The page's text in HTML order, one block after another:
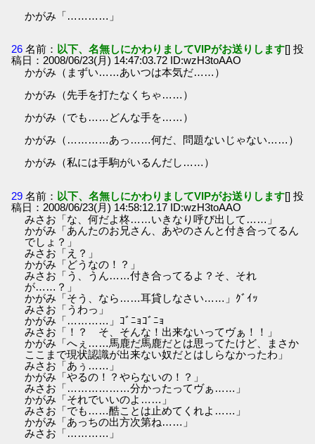
かがみ「…………」
26 名前： 以下、名無しにかわりましてVIPがお送りします[] 投
稿日：2008/06/23(月) 14:47:03.72 ID:wzH3toAAO
かがみ（まずい……あいつは本気だ……）
かがみ（先手を打たなくちゃ……）
かがみ（でも……どんな手を……）
かがみ（…………あっ……何だ、問題ないじゃない……）
かがみ（私には手駒がいるんだし……）
29 名前： 以下、名無しにかわりましてVIPがお送りします[] 投
稿日：2008/06/23(月) 14:58:12.17 ID:wzH3toAAO
みさお「な、何だよ柊……いきなり呼び出して……」
かがみ「あんたのお兄さん、あやのさんと付き合ってるん
でしょ？」
みさお「え？」
かがみ「どうなの！？」
みさお「う、うん……付き合ってるよ？そ、それ
が……？」
かがみ「そう、なら……耳貸しなさい……」ｸﾞｲｯ
みさお「うわっ」
かがみ「…………」ｺﾞﾆｮｺﾞﾆｮ
みさお「！？ そ、そんな！出来ないってヴぁ！！」
かがみ「へぇ……馬鹿だ馬鹿だとは思ってたけど、まさか
ここまで現状認識が出来ない奴だとはしらなかったわ」
みさお「あぅ……」
かがみ「やるの！？やらないの！？」
みさお「………………分かったってヴぁ……」
かがみ「それでいいのよ……」
みさお「でも……酷ことは止めてくれよ……」
かがみ「あっちの出方次第ね……」
みさお「…………」